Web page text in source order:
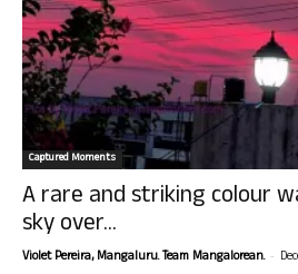
Captured Moments
A rare and striking colour
sky over...
Violet Pereira, Mangaluru. Team Mangalorean. -